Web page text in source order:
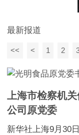
最新报道
<< < 1 2
上海市检察机
公司原党委
新华社上海9月30